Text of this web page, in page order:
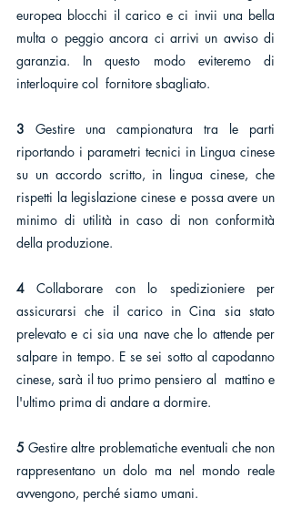
europea blocchi il carico e ci invii una bella
multa o peggio ancora ci arrivi un avviso di
garanzia. In questo modo eviteremo di
interloquire col  fornitore sbagliato.
3 Gestire una campionatura tra le parti
riportando i parametri tecnici in Lingua cinese
su un accordo scritto, in lingua cinese, che
rispetti la legislazione cinese e possa avere un
minimo di utilità in caso di non conformità
della produzione.
4 Collaborare con lo spedizioniere per
assicurarsi che il carico in Cina sia stato
prelevato e ci sia una nave che lo attende per
salpare in tempo. E se sei sotto al capodanno
cinese, sarà il tuo primo pensiero al  mattino e
l'ultimo prima di andare a dormire.
5 Gestire altre problematiche eventuali che non
rappresentano un dolo ma nel mondo reale
avvengono, perché siamo umani.